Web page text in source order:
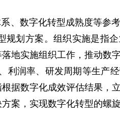
、数字化转型成熟度等参
划方案。组织实施是指
地实施组织工作，推动数
利润率、研发周期等生产
据数字化成效评估结果，
案，实现数字化转型的螺旋